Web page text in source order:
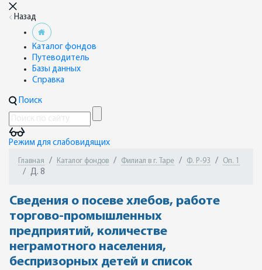
Назад
Каталог фондов
Путеводитель
Базы данных
Справка
Поиск
Режим для слабовидящих
Главная Каталог фондов Филиал в г. Таре Ф. Р-93 Оп. 1
Д. 8
Сведения о посеве хлебов, работе
торгово-промышленных
предприятий, количестве
неграмотного населения,
беспризорных детей и список